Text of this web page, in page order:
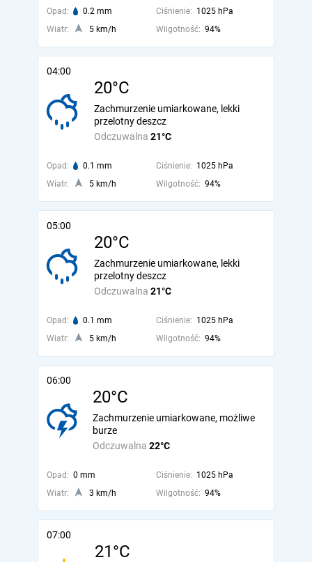
Opad: 0.2 mm Ciśnienie: 1025 hPa
Wiatr:
5 km/h Wilgotność: 94%
04:00
20°C
Odczuwalna 21°C
Zachmurzenie umiarkowane, lekki
przelotny deszcz
Opad: 0.1 mm Ciśnienie: 1025 hPa
Wiatr:
5 km/h Wilgotność: 94%
05:00
20°C
Odczuwalna 21°C
Zachmurzenie umiarkowane, lekki
przelotny deszcz
Opad: 0.1 mm Ciśnienie: 1025 hPa
Wiatr:
5 km/h Wilgotność: 94%
06:00
20°C
Odczuwalna 22°C
Zachmurzenie umiarkowane, możliwe
burze
Opad: 0 mm Ciśnienie: 1025 hPa
Wiatr:
3 km/h Wilgotność: 94%
07:00
21°C